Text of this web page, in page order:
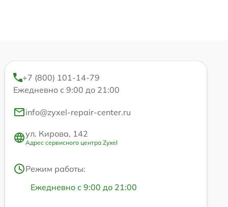
+7 (800) 101-14-79
Ежедневно с 9:00 до 21:00
info@zyxel-repair-center.ru
ул. Кирова, 142
Адрес сервисного центра Zyxel
Режим работы:
Ежедневно с 9:00 до 21:00